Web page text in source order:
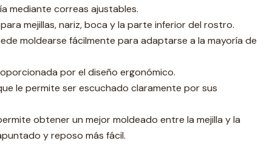
mediante correas ajustables.
mejillas, nariz, boca y la parte inferior del rostro.
moldearse fácilmente para adaptarse a la mayoría de
por el diseño ergonómico.
le permite ser escuchado claramente por sus
obtener un mejor moldeado entre la mejilla y la
y reposo más fácil.